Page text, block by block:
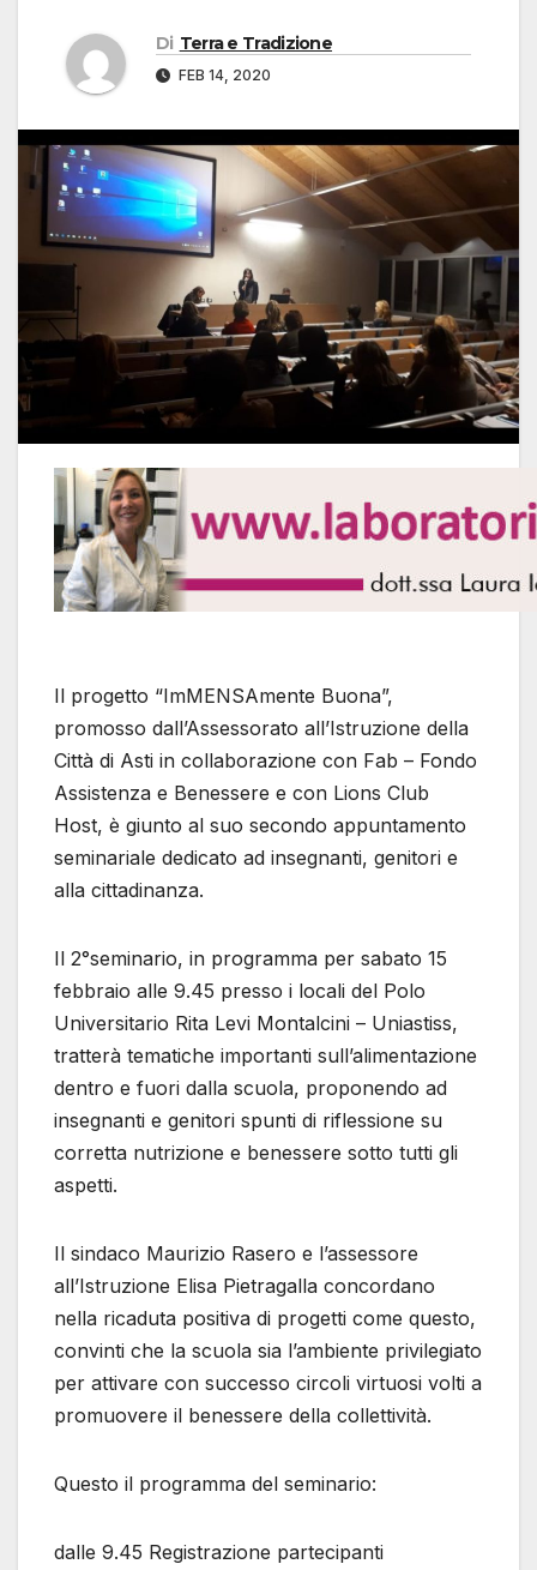
Di Terra e Tradizione
FEB 14, 2020
Il progetto “ImMENSAmente Buona”,
promosso dall’Assessorato all’Istruzione della
Città di Asti in collaborazione con Fab – Fondo
Assistenza e Benessere e con Lions Club
Host, è giunto al suo secondo appuntamento
seminariale dedicato ad insegnanti, genitori e
alla cittadinanza.
Il 2°seminario, in programma per sabato 15
febbraio alle 9.45 presso i locali del Polo
Universitario Rita Levi Montalcini – Uniastiss,
tratterà tematiche importanti sull’alimentazione
dentro e fuori dalla scuola, proponendo ad
insegnanti e genitori spunti di riflessione su
corretta nutrizione e benessere sotto tutti gli
aspetti.
Il sindaco Maurizio Rasero e l’assessore
all’Istruzione Elisa Pietragalla concordano
nella ricaduta positiva di progetti come questo,
convinti che la scuola sia l’ambiente privilegiato
per attivare con successo circoli virtuosi volti a
promuovere il benessere della collettività.
Questo il programma del seminario:
dalle 9.45 Registrazione partecipanti